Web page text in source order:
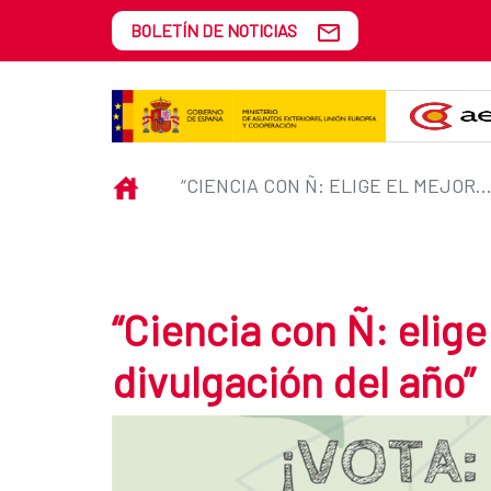
Saltar al contenido principal
“Ciencia con Ñ: elige el mejor
BOLETÍN DE NOTICIAS
INICIO “CIENCIA CON Ñ: ELIGE EL MEJOR LIBRO DE DIVULGACIÓN DEL AÑO”
“Ciencia con Ñ:
divulgación del año”